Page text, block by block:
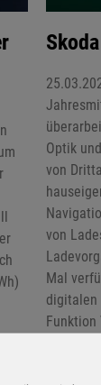
Optik
von
von
Mal
digitalen
Funktion